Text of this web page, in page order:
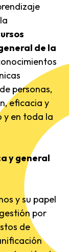
de la
personas,
eficacia y
y en toda la
y general
y su papel
por
de